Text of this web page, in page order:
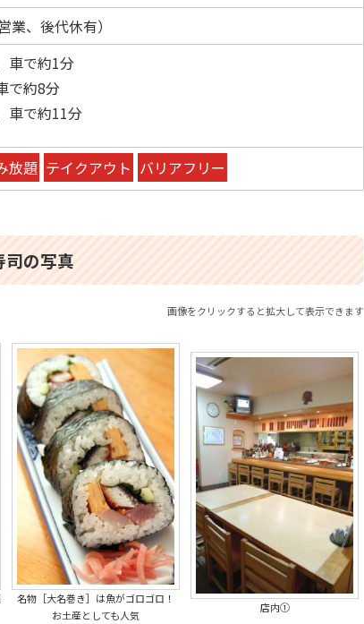
業、後代休有）
車で約1分
で約8分
車で約11分
放題 テイクアウト バリアフリー
司の写真
画像をクリックすると拡大して表示できます
名物［大名巻き］は魚がゴロゴロ！
お土産としても人気
店内①